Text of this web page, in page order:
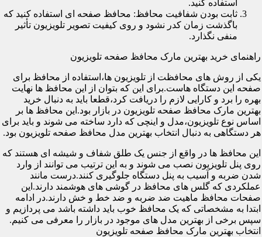
استفاده کنید.
ثابت بودن شفافیت محافظ: محافظ صفحه ای استفاده کنید که
باگذشت زمان کدر نشود و روی کیفیت تصویر تلویزیون تأثیر
منفی نگذارد.
راهنمای خرید بهترین مارک محافظ صفحه تلویزیون
یکی از روش های محافظت از تلویزیون ها،استفاده از محافظ برای
صفحه این دستگاه هاست.برای این که بتوان از این محافظ ها نهایت
بهره را برد و کارایی لازم را دریافت کرد،قطعا باید به دنبال خرید
بهترین مارک محافظ صفحه تلویزیون در بازار بود.این محافظ ها بر
اساس نوع تلویزیون،مدل و اینچی که دارد ساخته می شوند و باید برای
هر دستگاهی به دنبال انتخاب بهترین مدل محافظ صفحه تلویزیون بود.
این محافظ ها در واقع از جنس یک طلق شفاف و شیشه ای هستند که
روی پنل تلویزیون نصب می شوند و به این ترتیب می توانند از وارد
شدن ضربه و آسیب به پنل دستگاه جلوگیری کنند.درست مانند
عملکردی که گلس های محافظ در گوشی های هوشمند دارند.این
صفحات محافظ ماهیت ضد ضربه و ضد خط و خش دارند.در ادامه
ابتدا به مشخصاتی که یک محافظ خوب باید داشته باشد می پردازیم و
سپس برخی از بهترین مدل های موجود در بازار را معرفی می کنیم.
انتخاب بهترین مارک محافظ صفحه تلویزیون